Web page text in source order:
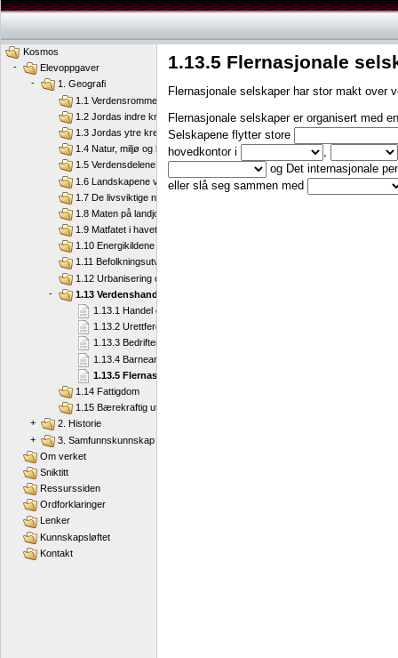
1.13.5 Flernasjonale
Flernasjonale selskaper har stor makt over
Flernasjonale selskaper er organisert med
Selskapene flytter store
hovedkontor i
og Det internasjonale
eller slå seg sammen med
Kosmos
-
Elevoppgaver
-
1. Geografi
1.1 Verdensrommet og jorda
1.2 Jordas indre krefter
1.3 Jordas ytre krefter
1.4 Natur, miljø og klima
1.5 Verdensdelene
1.6 Landskapene våre
1.7 De livsviktige naturressursene
1.8 Maten på landjorda
1.9 Matfatet i havet
1.10 Energikildene våre
1.11 Befolkningsutvikling
1.12 Urbanisering og migrasjon
-
1.13 Verdenshandel
1.13.1 Handel og toll
1.13.2 Urettferdig handel
1.13.3 Bedrifter flytter til Kina
1.13.4 Barnearbeid
1.13.5 Flernasjonale selskaper
1.14 Fattigdom
1.15 Bærekraftig utvikling
+
2. Historie
+
3. Samfunnskunnskap
Om verket
Sniktitt
Ressurssiden
Ordforklaringer
Lenker
Kunnskapsløftet
Kontakt